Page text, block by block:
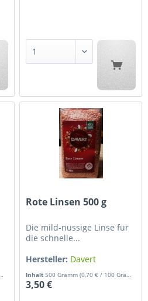
Rote Linsen 500 g
Die mild-nussige Linse für
die schnelle...
Hersteller: Davert
Inhalt500 Gramm(0,70 € / 100 Gramm)
3,50 €